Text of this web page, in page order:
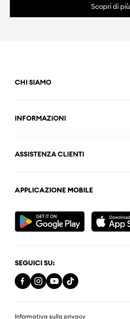
Scopri di più
CHI SIAMO
INFORMAZIONI
ASSISTENZA CLIENTI
APPLICAZIONE MOBILE
SEGUICI SU:
Informativa sulla privacy